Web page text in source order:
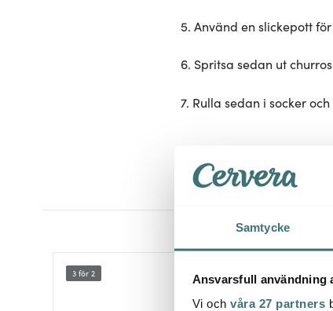
Samtycke
Ansvarsfull användning
Vi och våra 27 partners
5. Använd en slickepott
6. Spritsa sedan ut
7. Rulla sedan i socker
3 för 2